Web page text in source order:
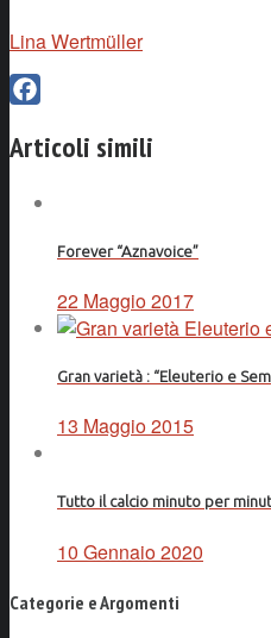
Lina Wertmüller
Articoli simili
Forever “Aznavoice”
22 Maggio 2017
Gran varietà : “Eleuterio e
13 Maggio 2015
Tutto il calcio minuto per
10 Gennaio 2020
Categorie e Argomenti